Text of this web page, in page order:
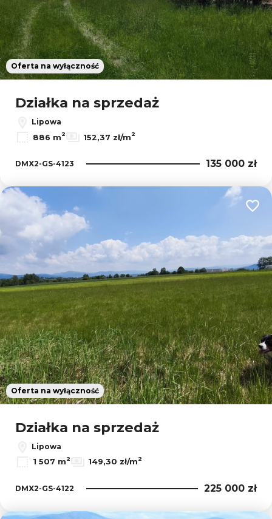
Oferta na wyłączność
Działka na sprzedaż
Lipowa
886 m2 152,37 zł/m2
DMX2-GS-4123 135 000 zł
Oferta na wyłączność
Działka na sprzedaż
Lipowa
1 507 m2 149,30 zł/m2
DMX2-GS-4122 225 000 zł